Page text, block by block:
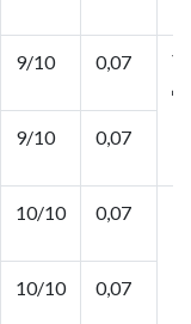
9/10 0,07
9/10 0,07
10/10 0,07
10/10 0,07